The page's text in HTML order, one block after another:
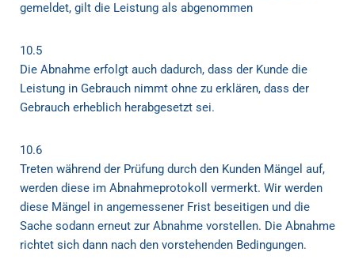
gemeldet, gilt die Leistung als abgenommen
10.5
Die Abnahme erfolgt auch dadurch, dass der Kunde die
Leistung in Gebrauch nimmt ohne zu erklären, dass der
Gebrauch erheblich herabgesetzt sei.
10.6
Treten während der Prüfung durch den Kunden Mängel auf,
werden diese im Abnahmeprotokoll vermerkt. Wir werden
diese Mängel in angemessener Frist beseitigen und die
Sache sodann erneut zur Abnahme vorstellen. Die Abnahme
richtet sich dann nach den vorstehenden Bedingungen.